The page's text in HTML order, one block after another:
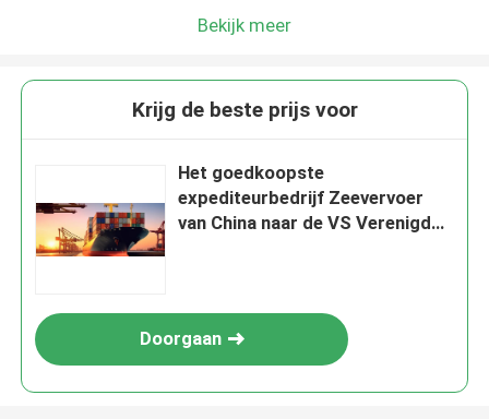
Bekijk meer
Krijg de beste prijs voor
Het goedkoopste
expediteurbedrijf Zeevervoer
van China naar de VS Verenigd
Doorgaan